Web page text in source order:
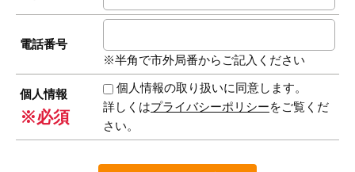
電話番号
※半角で市外局番からご記入ください
個人情報
※必須
個人情報の取り扱いに同意します。
詳しくはプライバシーポリシーをご覧くだ
さい。